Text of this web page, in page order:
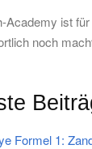
Academy ist
noch
Formel 1: